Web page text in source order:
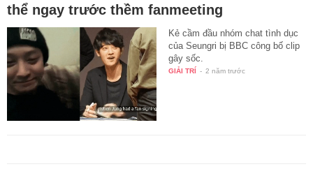
thể ngay trước thềm fanmeeting
Kẻ cầm đầu nhóm chat tình dục
của Seungri bị BBC công bố clip
gây sốc.
GIẢI TRÍ - 2 năm trước